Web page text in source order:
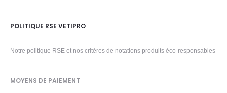
POLITIQUE RSE VETIPRO
Notre politique RSE et nos critères de notations produits éco-responsables
MOYENS DE PAIEMENT